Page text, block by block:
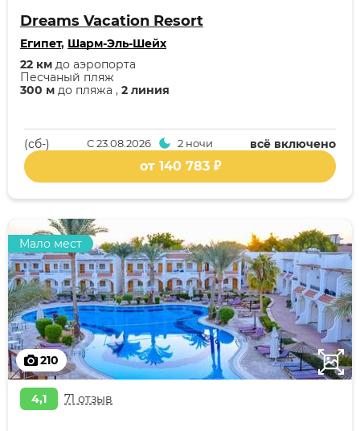
Dreams Vacation Resort
Египет, Шарм-Эль-Шейх
300 м до пляжа , 2 линия
Песчаный пляж
22 км до аэропорта
всё включено
С23.08.2026 2 ночи
(cб-)
от 140 783 ₽
210
Мало мест
4,1 71 отзыв